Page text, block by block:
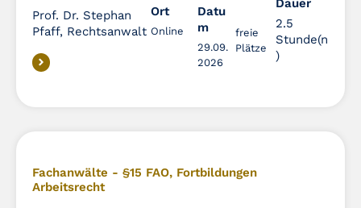
Prof. Dr. Stephan
Pfaff, Rechtsanwalt
Ort
Online
Datu
m
29.09.
2026
freie
Plätze
Dauer
2.5
Stunde(n
)
Fachanwälte - §15 FAO, Fortbildungen
Arbeitsrecht